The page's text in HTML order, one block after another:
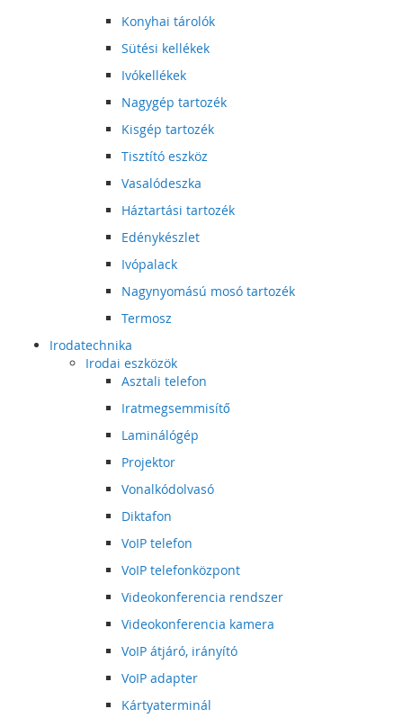
Konyhai tárolók
Sütési kellékek
Ivókellékek
Nagygép tartozék
Kisgép tartozék
Tisztító eszköz
Vasalódeszka
Háztartási tartozék
Edénykészlet
Ivópalack
Nagynyomású mosó tartozék
Termosz
Irodatechnika
Irodai eszközök
Asztali telefon
Iratmegsemmisítő
Laminálógép
Projektor
Vonalkódolvasó
Diktafon
VoIP telefon
VoIP telefonközpont
Videokonferencia rendszer
Videokonferencia kamera
VoIP átjáró, irányító
VoIP adapter
Kártyaterminál